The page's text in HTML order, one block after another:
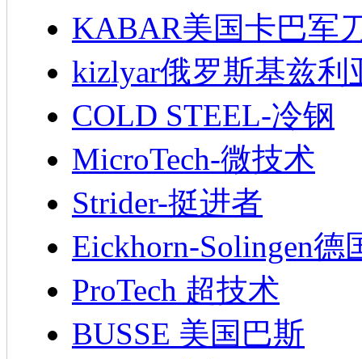
KABAR美国卡巴军
kizlyar俄罗斯基兹利
COLD STEEL-冷钢
MicroTech-微技术
Strider-挺进者
Eickhorn-Solingen德
ProTech 超技术
BUSSE 美国巴斯